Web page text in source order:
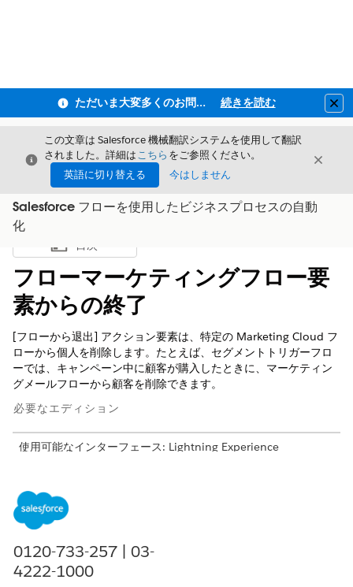
ただいま大変多くのお問い合わせをいただいており、ご連絡までにお時間を頂戴しております 続きを読む
閉じる
この文章は Salesforce 機械翻訳システムを使用して翻訳
されました。詳細はこちら をご参照ください。
英語に切り替える
今はしません
閉じる
Salesforce フローを使用したビジネスプロセスの自動
化
目次を表示
目次
フローマーケティングフロー要
素からの終了
[フローから退出] アクション要素は、特定の Marketing Cloud フ
ローから個人を削除します。たとえば、セグメントトリガーフロ
ーでは、キャンペーン中に顧客が購入したときに、マーケティン
グメールフローから顧客を削除できます。
必要なエディション
使用可能なインターフェース: Lightning Experience
たはAdvanced
Unlimited
使用可能なエディション: Data 360 でサポートされるすべての
エディション。 「Data 360 Edition
0120-733-257 | 03-
4222-1000